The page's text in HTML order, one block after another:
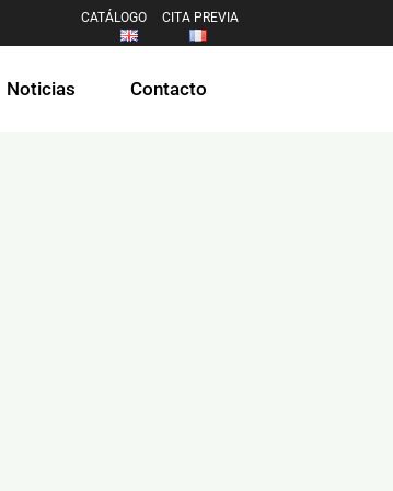
CATÁLOGO CITA PREVIA
Noticias Contacto